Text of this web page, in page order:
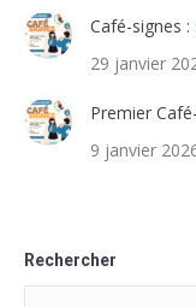
Café-signes
29 janvier
Premier
9 janvier
Rechercher